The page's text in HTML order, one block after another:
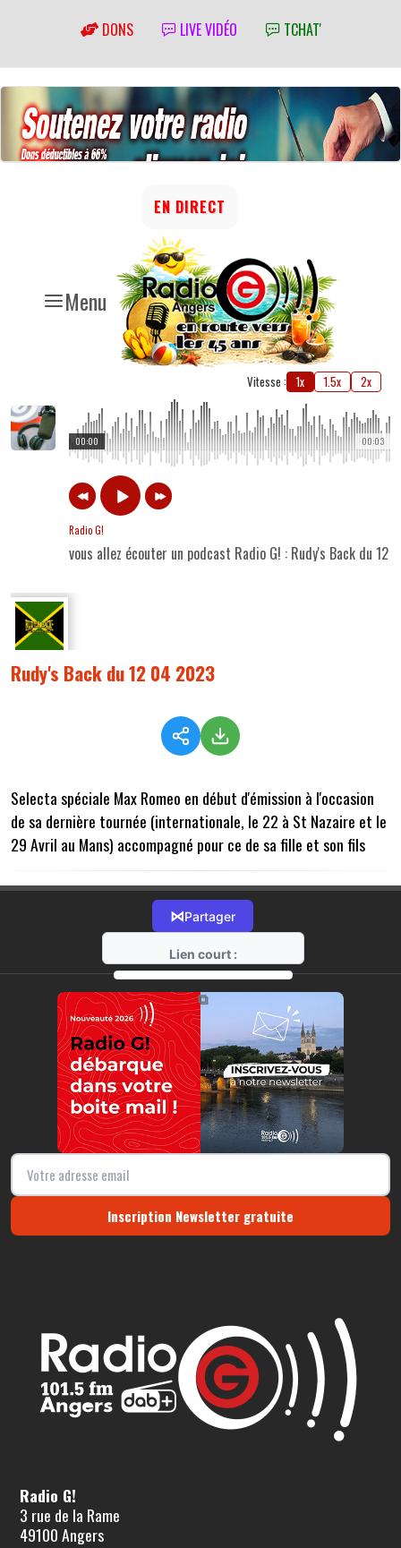
DONS LIVE VIDÉO TCHAT'
Menu
EN DIRECT
Vitesse : 1x 1.5x 2x
00:03
00:00
Radio G!
vous allez écouter un podcast Radio G! : Rudy's Back du 12
Rudy's Back du 12 04 2023
Selecta spéciale Max Romeo en début d'émission à l'occasion
de sa dernière tournée (internationale, le 22 à St Nazaire et le
29 Avril au Mans) accompagné pour ce de sa fille et son fils
⋈Partager
Lien court :
https://radio-g.fr?11340
⧉
Inscription Newsletter gratuite
Radio G!
3 rue de la Rame
49100 Angers